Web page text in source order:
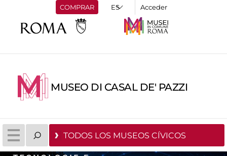
COMPRAR Acceder
MUSEO DI CASAL DE' PAZZI
TODOS LOS MUSEOS CÍVICOS